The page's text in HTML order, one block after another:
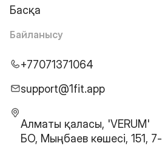
Басқа
Байланысу
+77071371064
support@1fit.app
Алматы қаласы, 'VERUM'
БО, Мыңбаев көшесі, 151, 7-